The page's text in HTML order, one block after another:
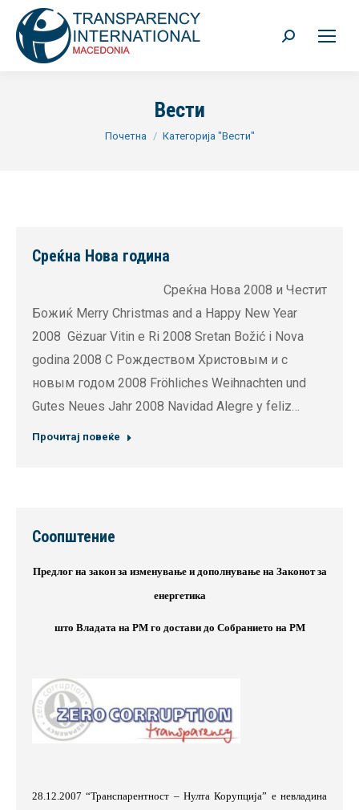
Search:
Вести
You are here:
Почетна Категорија "Вести"
Среќна Нова година
Среќна Нова 2008 и Честит
Божиќ Merry Christmas and a Happy New Year
2008 Gëzuar Vitin e Ri 2008 Sretan Božić i Nova
godina 2008 С Рождеством Христовым и с
новым годом 2008 Fröhliches Weihnachten und
Gutes Neues Jahr 2008 Navidad Alegre y feliz…
Прочитај повеќе
Соопштение
Предлог на закон за изменување и дополнување на Законот за
енергетика
што Владата на РМ го достави до Собранието на РМ
28.12.2007 “Транспарентност –Нулта Корупција” е невладина